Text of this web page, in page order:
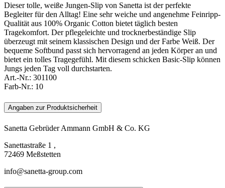
Dieser tolle, weiße Jungen-Slip von Sanetta ist der perfekte
Begleiter für den Alltag! Eine sehr weiche und angenehme Feinripp-
Qualität aus 100% Organic Cotton bietet täglich besten
Tragekomfort. Der pflegeleichte und trocknerbeständige Slip
überzeugt mit seinem klassischen Design und der Farbe Weiß. Der
bequeme Softbund passt sich hervorragend an jeden Körper an und
bietet ein tolles Tragegefühl. Mit diesem schicken Basic-Slip können
Jungs jeden Tag voll durchstarten.
Art.-Nr.: 301100
Farb-Nr.: 10
Angaben zur Produktsicherheit
Sanetta Gebrüder Ammann GmbH & Co. KG
Sanettastraße 1 ,
72469 Meßstetten
info@sanetta-group.com